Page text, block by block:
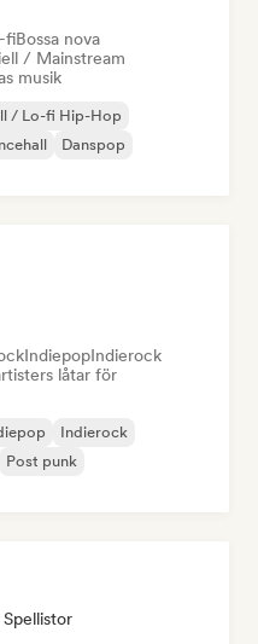
fiBossa nova
/ Mainstream
musik
/ Lo-fi Hip-Hop
Danspop
IndiepopIndierock
låtar för
Indierock
Post punk